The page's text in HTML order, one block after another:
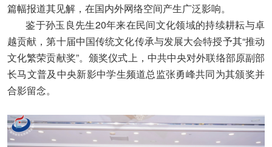
篇幅报道其见解，在国内外网络空间产生广泛影响。
鉴于孙玉良先生20年来在民间文化领域的持续耕耘与卓
越贡献，第十届中国传统文化传承与发展大会特授予其“推动
文化繁荣贡献奖”。颁奖仪式上，中共中央对外联络部原副部
长马文普及中央新影中学生频道总监张勇峰共同为其颁奖并
合影留念。